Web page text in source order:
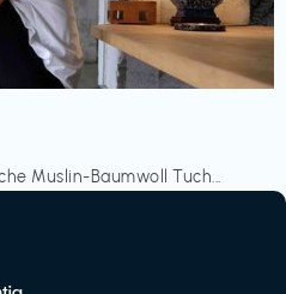
Muslin-Baumwoll Tuch...